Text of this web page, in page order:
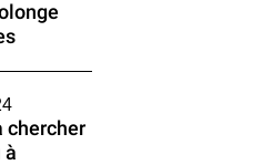
chercher
à